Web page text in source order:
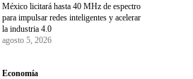
México licitará hasta 40 MHz de espectro
para impulsar redes inteligentes y acelerar
la industria 4.0
agosto 5, 2026
Economía